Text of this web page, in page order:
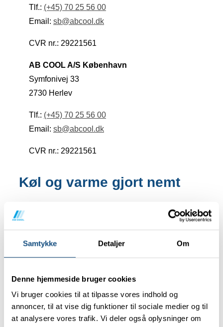
Samtykke Detaljer Om
Denne hjemmeside bruger cookies
Vi bruger cookies til at tilpasse vores indhold og
annoncer, til at vise dig funktioner til sociale medier og til
at analysere vores trafik. Vi deler også oplysninger om
Tlf.: (+45) 70 25 56 00
Email: sb@abcool.dk
CVR nr.: 29221561
AB COOL A/S København
Symfonivej 33
2730 Herlev
Tlf.: (+45) 70 25 56 00
Email: sb@abcool.dk
CVR nr.: 29221561
Køl og varme gjort nemt
med AB COOL!
til køle- og varmebehov, får du ikke bare en løsning
virksomheds behov. Vi kombinerer teknisk
ekspertise med høj kvalitet og sikrer, at din
virksomhed får et stabilt, energieffektivt og
økonomisk fordelagtigt anlæg. Kontakt kølefirma AB